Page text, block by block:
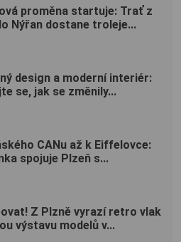
proměna startuje: Trať z
Nýřan dostane troleje...
design a moderní interiér:
se, jak se změnily...
CANu až k Eiffelovce:
spojuje Plzeň s...
Z Plzně vyrazí retro vlak
výstavu modelů v...